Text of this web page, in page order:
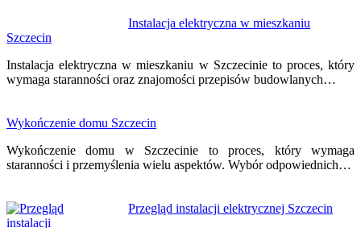
Instalacja elektryczna w mieszkaniu
Szczecin
Instalacja elektryczna w mieszkaniu w Szczecinie to proces, który
wymaga staranności oraz znajomości przepisów budowlanych…
Wykończenie domu Szczecin
Wykończenie domu w Szczecinie to proces, który wymaga
staranności i przemyślenia wielu aspektów. Wybór odpowiednich…
Przegląd instalacji elektrycznej Szczecin